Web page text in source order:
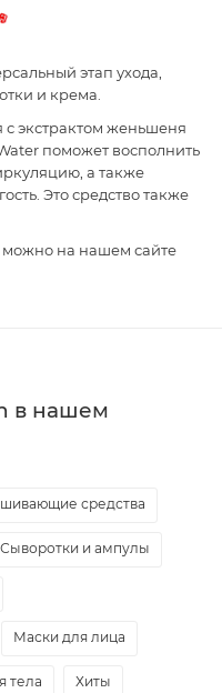
этап ухода,
и крема.
экстрактом женьшеня
поможет восполнить
а также
Это средство также
можно на нашем сайте
в нашем
средства
Сыворотки и ампулы
Маски для лица
тела Хиты